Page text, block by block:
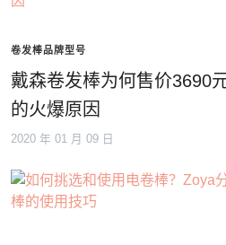
卷发棒品牌型号
戴森卷发棒为何售价3690
的火爆原因
2020 年 01 月 09 日